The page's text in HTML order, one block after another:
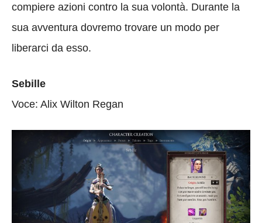
compiere azioni contro la sua volontà. Durante la
sua avventura dovremo trovare un modo per
liberarci da esso.
Sebille
Voce: Alix Wilton Regan